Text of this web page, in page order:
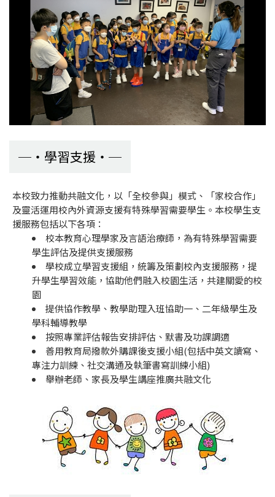
學習支援
本校致力推動共融文化，以「全校參與」模式、「家校合作」
及靈活運用校內外資源支援有特殊學習需要學生。本校學生支
援服務包括以下各項：
校本教育心理學家及言語治療師，為有特殊學習需要
學生評估及提供支援服務
學校成立學習支援組，統籌及策劃校內支援服務，提
升學生學習效能，協助他們融入校園生活，共建關愛的校
園
提供協作教學、教學助理入班協助一、二年級學生及
學科輔導教學
按照專業評估報告安排評估、默書及功課調適
善用教育局撥款外購課後支援小組(包括中英文讀寫、
專注力訓練、社交溝通及執筆書寫訓練小組)
舉辦老師、家長及學生講座推廣共融文化